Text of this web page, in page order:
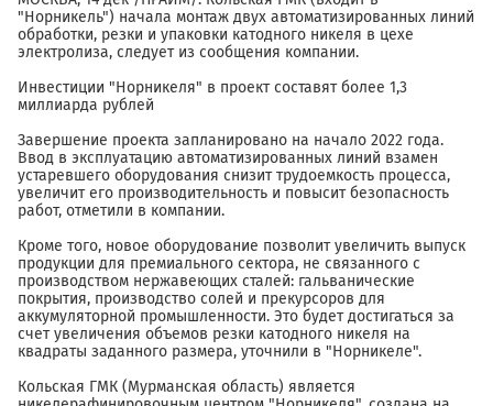
"Норникель") начала монтаж двух автоматизированных линий
обработки, резки и упаковки катодного никеля в цехе
электролиза, следует из сообщения компании.
Инвестиции "Норникеля" в проект составят более 1,3
миллиарда рублей
Завершение проекта запланировано на начало 2022 года.
Ввод в эксплуатацию автоматизированных линий взамен
устаревшего оборудования снизит трудоемкость процесса,
увеличит его производительность и повысит безопасность
работ, отметили в компании.
Кроме того, новое оборудование позволит увеличить выпуск
продукции для премиального сектора, не связанного с
производством нержавеющих сталей: гальванические
покрытия, производство солей и прекурсоров для
аккумуляторной промышленности. Это будет достигаться за
счет увеличения объемов резки катодного никеля на
квадраты заданного размера, уточнили в "Норникеле".
Кольская ГМК (Мурманская область) является